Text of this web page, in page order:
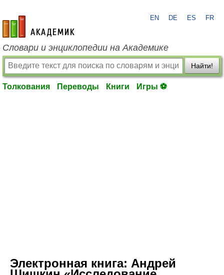
academic.ru
EN DE ES FR
Словари и энциклопедии на Академике
Найти!
Толкования Переводы Книги Игры ⚽
Электронная книга: Андрей